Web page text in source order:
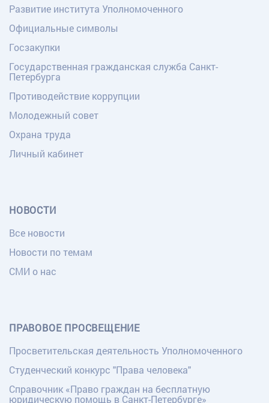
Развитие института Уполномоченного
Официальные символы
Госзакупки
Государственная гражданская служба Санкт-
Петербурга
Противодействие коррупции
Молодежный совет
Охрана труда
Личный кабинет
НОВОСТИ
Все новости
Новости по темам
СМИ о нас
ПРАВОВОЕ ПРОСВЕЩЕНИЕ
Просветительская деятельность Уполномоченного
Студенческий конкурс "Права человека"
Справочник «Право граждан на бесплатную
юридическую помощь в Санкт-Петербурге»